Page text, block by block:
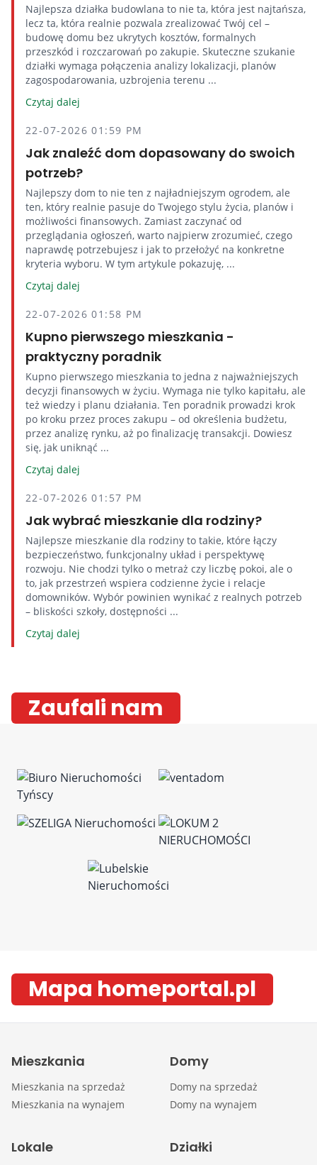
Najlepsza działka budowlana to nie ta, która jest najtańsza,
lecz ta, która realnie pozwala zrealizować Twój cel –
budowę domu bez ukrytych kosztów, formalnych
przeszkód i rozczarowań po zakupie. Skuteczne szukanie
działki wymaga połączenia analizy lokalizacji, planów
zagospodarowania, uzbrojenia terenu ...
Czytaj dalej
22-07-2026 01:59 PM
Jak znaleźć dom dopasowany do swoich
potrzeb?
Najlepszy dom to nie ten z najładniejszym ogrodem, ale
ten, który realnie pasuje do Twojego stylu życia, planów i
możliwości finansowych. Zamiast zaczynać od
przeglądania ogłoszeń, warto najpierw zrozumieć, czego
naprawdę potrzebujesz i jak to przełożyć na konkretne
kryteria wyboru. W tym artykule pokazuję, ...
Czytaj dalej
22-07-2026 01:58 PM
Kupno pierwszego mieszkania -
praktyczny poradnik
Kupno pierwszego mieszkania to jedna z najważniejszych
decyzji finansowych w życiu. Wymaga nie tylko kapitału, ale
też wiedzy i planu działania. Ten poradnik prowadzi krok
po kroku przez proces zakupu – od określenia budżetu,
przez analizę rynku, aż po finalizację transakcji. Dowiesz
się, jak uniknąć ...
Czytaj dalej
22-07-2026 01:57 PM
Jak wybrać mieszkanie dla rodziny?
Najlepsze mieszkanie dla rodziny to takie, które łączy
bezpieczeństwo, funkcjonalny układ i perspektywę
rozwoju. Nie chodzi tylko o metraż czy liczbę pokoi, ale o
to, jak przestrzeń wspiera codzienne życie i relacje
domowników. Wybór powinien wynikać z realnych potrzeb
– bliskości szkoły, dostępności ...
Czytaj dalej
Zaufali nam
Mapa homeportal.pl
Mieszkania
Mieszkania na sprzedaż
Mieszkania na wynajem
Domy
Domy na sprzedaż
Domy na wynajem
Lokale Działki